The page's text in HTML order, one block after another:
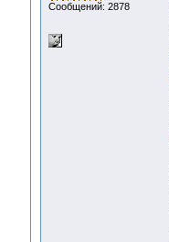
Сообщений: 2878